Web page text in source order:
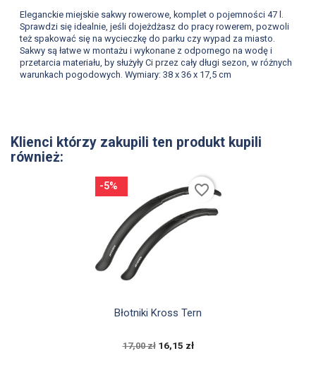
Eleganckie miejskie sakwy rowerowe, komplet o pojemności 47 l.
Sprawdzi się idealnie, jeśli dojeżdżasz do pracy rowerem, pozwoli
też spakować się na wycieczkę do parku czy wypad za miasto.
Sakwy są łatwe w montażu i wykonane z odpornego na wodę i
przetarcia materiału, by służyły Ci przez cały długi sezon, w różnych
warunkach pogodowych. Wymiary: 38 x 36 x 17,5 cm
Klienci którzy zakupili ten produkt kupili
również:
Szybki podgląd
Błotniki Kross Tern
17,00 zł 16,15 zł
-5% favorite_border